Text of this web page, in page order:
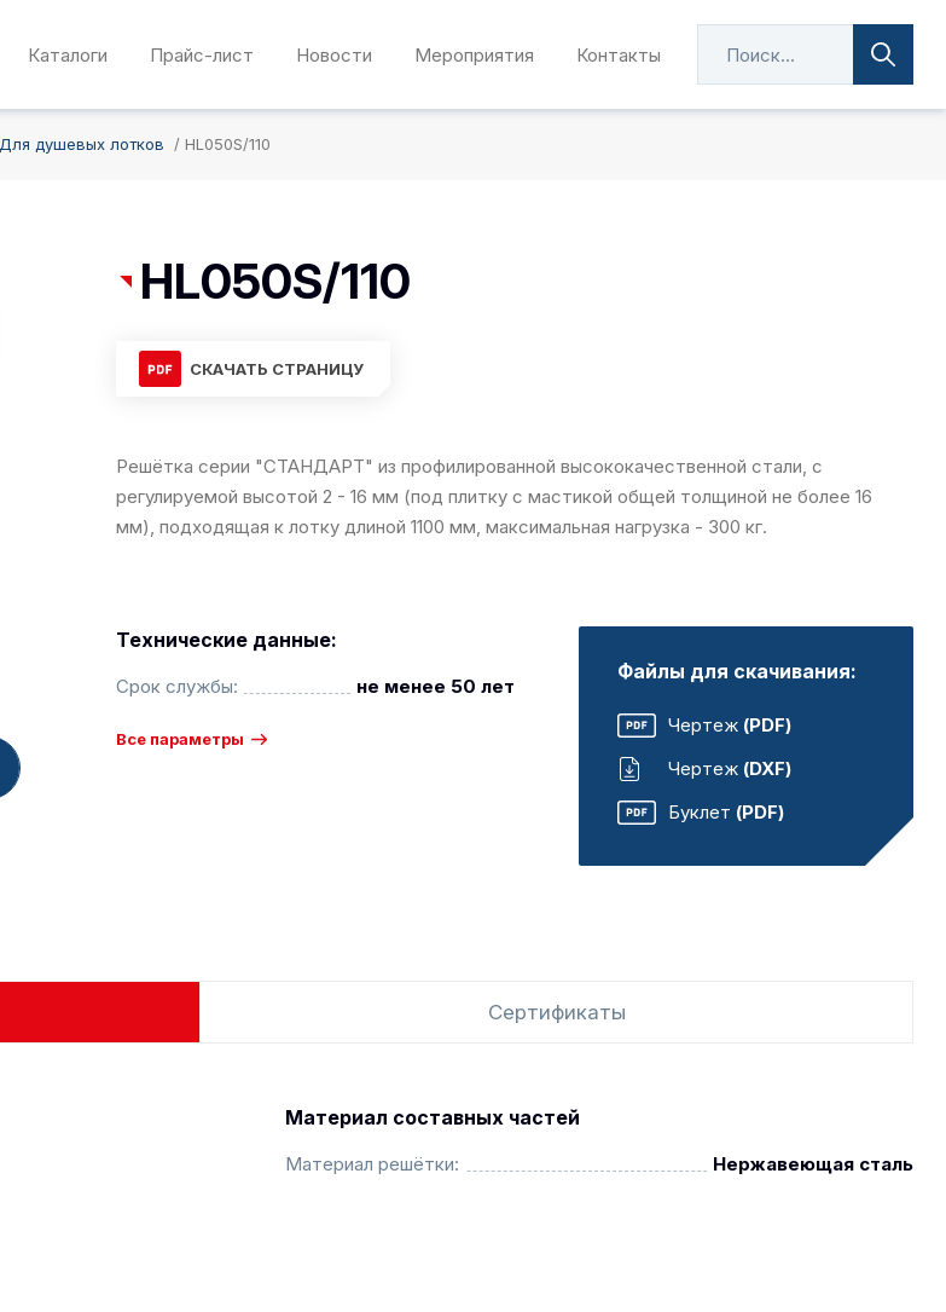
Каталоги Прайс-лист Новости Мероприятия Контакты
Для душевых лотков HL050S/110
HL050S/110
СКАЧАТЬ СТРАНИЦУ
Решётка серии "СТАНДАРТ" из профилированной высококачественной стали, с
регулируемой высотой 2 - 16 мм (под плитку с мастикой общей толщиной не более 16
мм), подходящая к лотку длиной 1100 мм, максимальная нагрузка - 300 кг.
Технические данные:
Срок службы: не менее 50 лет
Все параметры
Файлы для скачивания:
Чертеж (PDF)
Чертеж (DXF)
Буклет (PDF)
Сертификаты
Материал составных частей
Материал решётки: Нержавеющая сталь